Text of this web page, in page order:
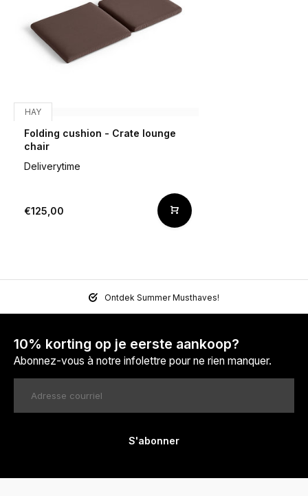
HAY
Folding cushion - Crate lounge
chair
Deliverytime
€125,00
Ontdek Summer Musthaves!
10% korting op je eerste aankoop?
Abonnez-vous à notre infolettre pour ne rien manquer.
S'abonner